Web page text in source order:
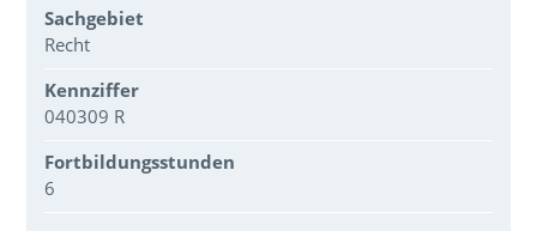
Sachgebiet
Recht
Kennziffer
040309 R
Fortbildungsstunden
6